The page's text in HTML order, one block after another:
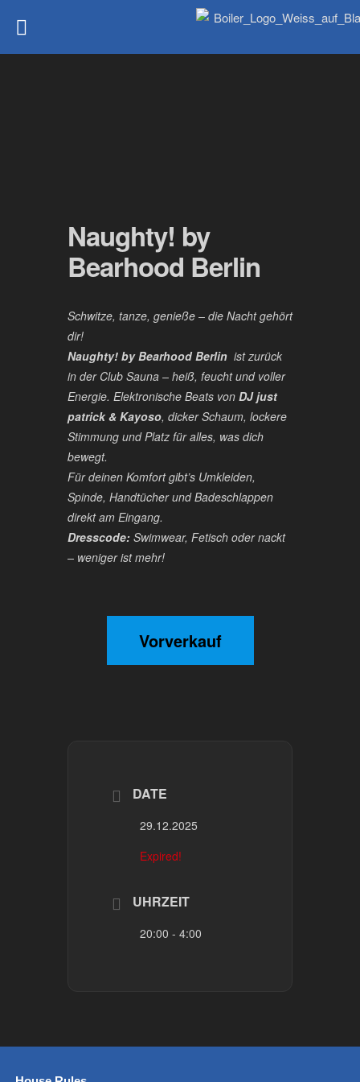
Naughty! by
Bearhood Berlin
Schwitze, tanze, genieße – die Nacht gehört
dir!
Naughty! by Bearhood Berlin ist zurück
in der Club Sauna – heiß, feucht und voller
Energie. Elektronische Beats von DJ just
patrick & Kayoso, dicker Schaum, lockere
Stimmung und Platz für alles, was dich
bewegt.
Für deinen Komfort gibt’s Umkleiden,
Spinde, Handtücher und Badeschlappen
direkt am Eingang.
Dresscode: Swimwear, Fetisch oder nackt
– weniger ist mehr!
Vorverkauf
DATE
29.12.2025
Expired!
UHRZEIT
20:00 - 4:00